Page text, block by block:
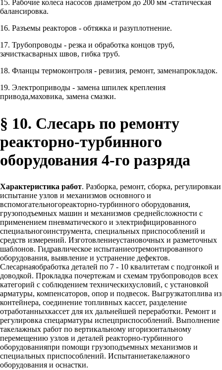
15. Рабочие колеса насосов диаметром до 200 мм -статическая
балансировка.
16. Разъемы реакторов - обтяжка и разуплотнение.
17. Трубопроводы - резка и обработка концов труб,
зачисткасварных швов, гибка труб.
18. Фланцы термоконтроля - ревизия, ремонт, заменапрокладок.
19. Электроприводы - замена шпилек крепления
привода,маховика, замена смазки.
§ 10. Слесарь по ремонту
реакторно-турбинного
оборудования 4-го разряда
Характеристика работ. Разборка, ремонт, сборка, регулировкаи
испытание узлов и механизмов основного и
вспомогательногореакторно-турбинного оборудования,
грузоподъемных машин и механизмов среднейсложности с
применением пневматического и электрифицированного
специальногоинструмента, специальных приспособлений и
средств измерений. Изготовлениеустановочных и разметочных
шаблонов. Гидравлическое испытаниеотремонтированного
оборудования, выявление и устранение дефектов.
Слесарнаяобработка деталей по 7 - 10 квалитетам с подгонкой и
доводкой. Прокладка почертежам и схемам трубопроводов всех
категорий с соблюдением техническихусловий, с установкой
арматуры, компенсаторов, опор и подвесок. Выгрузкатоплива из
контейнера, соединение топливных кассет, разделение
отработанныхкассет для их дальнейшей переработки. Ремонт и
регулировка спецарматуры испецприспособлений. Выполнение
такелажных работ по вертикальному игоризонтальному
перемещению узлов и деталей реакторно-турбинного
оборудованияпри помощи грузоподъемных механизмов и
специальных приспособлений. Испытаниетакелажного
оборудования и оснастки.